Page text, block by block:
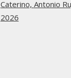
Caterino, Antonio
2026